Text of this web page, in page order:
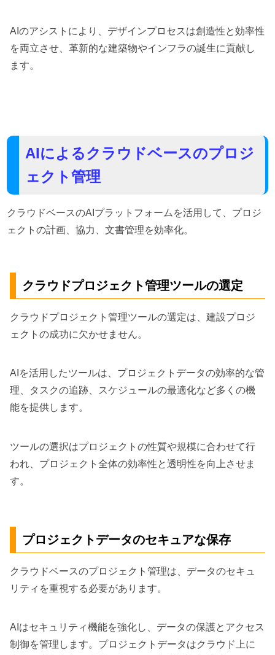
AIのアシストにより、デザインプロセスは創造性と効率性
を両立させ、革新的な建築物やインフラの誕生に貢献し
ます。
AIによるクラウドベースのプロジ
ェクト管理
クラウドベースのAIプラットフォームを活用して、プロジ
ェクトの計画、協力、文書管理を効率化。
クラウドプロジェクト管理ツールの選定
クラウドプロジェクト管理ツールの選定は、建設プロジ
ェクトの成功に欠かせません。
AIを活用したツールは、プロジェクトデータの効率的な管
理、タスクの追跡、スケジュールの最適化など多くの機
能を提供します。
ツールの選択はプロジェクトの性質や規模に合わせて行
われ、プロジェクト全体の効率性と透明性を向上させま
す。
プロジェクトデータのセキュアな保存
クラウドベースのプロジェクト管理は、データのセキュ
リティを重視する必要があります。
AIはセキュリティ機能を強化し、データの保護とアクセス
制御を管理します。プロジェクトデータはクラウド上に